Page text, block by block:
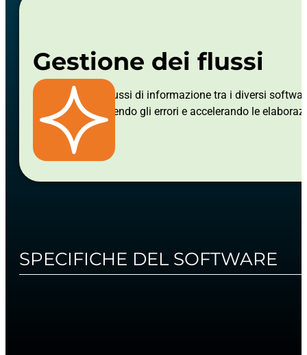
Gestione dei flussi
L’AI ottimizza i flussi di informazione tra i diversi
IntegraEvo, riducendo gli errori e accelerando le
SPECIFICHE DEL SOFTWARE